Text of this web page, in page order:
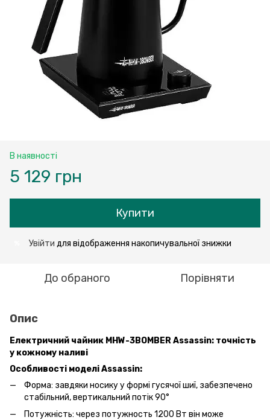
В наявності
5 129 грн
Купити
Увійти для відображення накопичувальної знижки
До обраного Порівняти
Опис
Електричний чайник MHW-3BOMBER Assassin: точність
у кожному наливі
Особливості моделі Assassin:
Форма: завдяки носику у формі гусячої шиї, забезпечено
стабільний, вертикальний потік 90°
Потужність: через потужность 1200 Вт він може